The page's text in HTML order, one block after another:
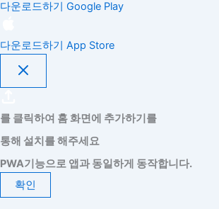
다운로드하기 Google Play
다운로드하기 App Store
를 클릭하여 홈 화면에 추가하기를
통해 설치를 해주세요
PWA기능으로 앱과 동일하게 동작합니다.
확인